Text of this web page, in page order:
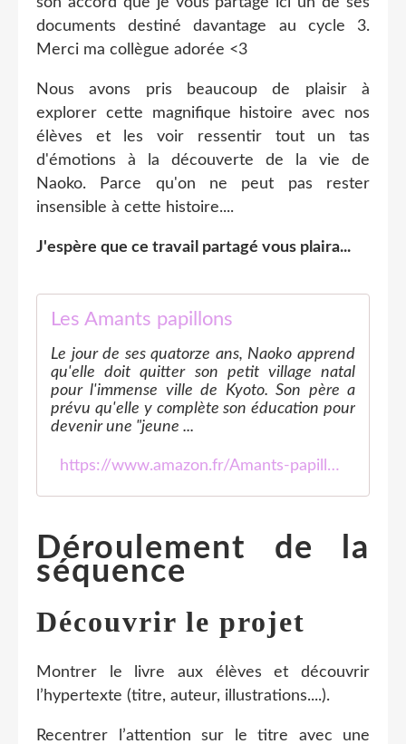
documents destiné davantage au cycle 3.
Merci ma collègue adorée <3
Nous avons pris beaucoup de plaisir à
explorer cette magnifique histoire avec nos
élèves et les voir ressentir tout un tas
d'émotions à la découverte de la vie de
Naoko. Parce qu'on ne peut pas rester
insensible à cette histoire....
J'espère que ce travail partagé vous plaira...
Les Amants papillons
Le jour de ses quatorze ans, Naoko apprend
qu'elle doit quitter son petit village natal
pour l'immense ville de Kyoto. Son père a
prévu qu'elle y complète son éducation pour
devenir une "jeune ...
https://www.amazon.fr/Amants-papillons-Benjamin-Lacombe/dp/2020962055
Déroulement de la
séquence
Découvrir le projet
Montrer le livre aux élèves et découvrir
l’hypertexte (titre, auteur, illustrations....).
Recentrer l’attention sur le titre avec une